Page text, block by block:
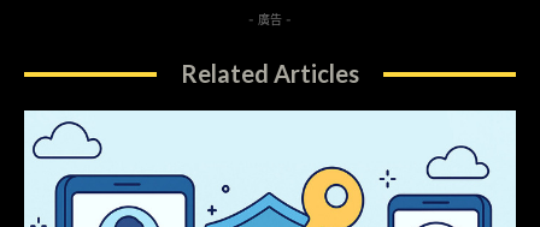
- 廣告 -
Related Articles